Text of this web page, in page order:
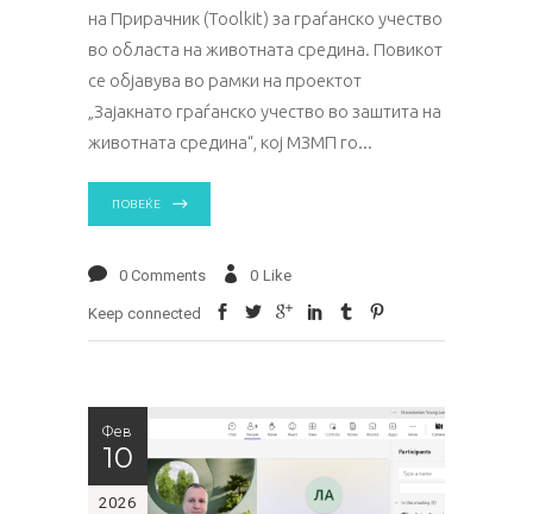
на Прирачник (Toolkit) за граѓанско учество
во областа на животната средина. Повикот
се објавува во рамки на проектот
„Зајакнато граѓанско учество во заштита на
животната средина“, кој МЗМП го
ПОВЕЌЕ
0 Comments 0 Like
Keep connected
Фев
10
2026